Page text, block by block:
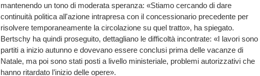
mantenendo un tono di moderata speranza: «Stiamo cercando di dare
continuità politica all'azione intrapresa con il concessionario precedente per
risolvere temporaneamente la circolazione su quel tratto», ha spiegato.
Bertschy ha quindi proseguito, dettagliano le difficoltà incontrate: «I lavori sono
partiti a inizio autunno e dovevano essere conclusi prima delle vacanze di
Natale, ma poi sono stati posti a livello ministeriale, problemi autorizzativi che
hanno ritardato l’inizio delle opere».